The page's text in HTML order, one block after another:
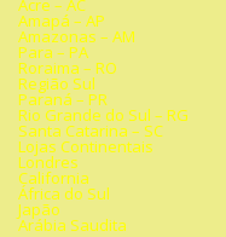
Amapá – AP
Amazonas – AM
Para – PA
Roraima – RO
Região Sul
Paraná – PR
Rio Grande do Sul – RG
Santa Catarina – SC
Lojas Continentais
Londres
California
África do Sul
Japão
Arábia Saudita